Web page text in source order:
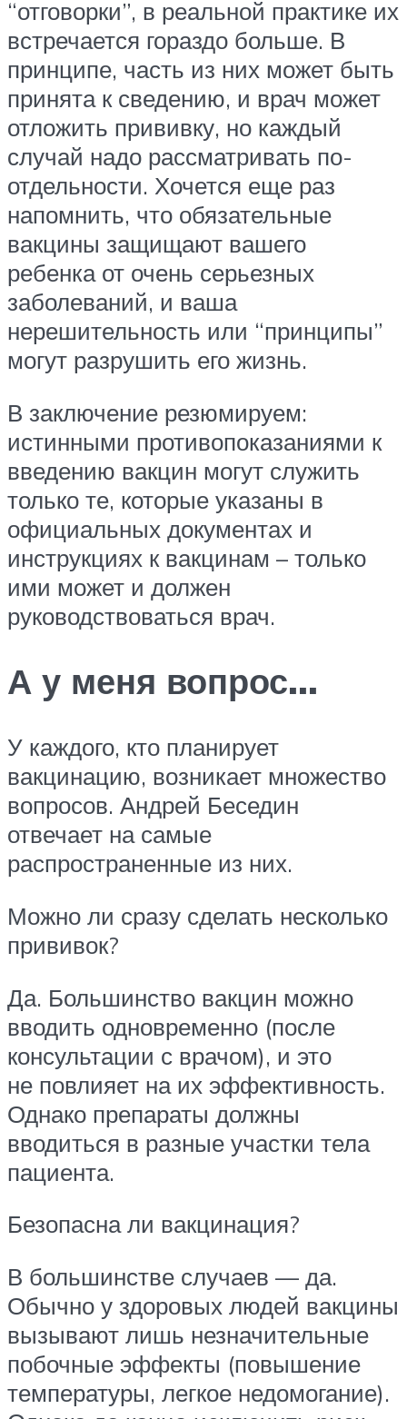
“отговорки”, в реальной практике их
встречается гораздо больше. В
принципе, часть из них может быть
принята к сведению, и врач может
отложить прививку, но каждый
случай надо рассматривать по-
отдельности. Хочется еще раз
напомнить, что обязательные
вакцины защищают вашего
ребенка от очень серьезных
заболеваний, и ваша
нерешительность или “принципы”
могут разрушить его жизнь.
В заключение резюмируем:
истинными противопоказаниями к
введению вакцин могут служить
только те, которые указаны в
официальных документах и
инструкциях к вакцинам – только
ими может и должен
руководствоваться врач.
А у меня вопрос…
У каждого, кто планирует
вакцинацию, возникает множество
вопросов. Андрей Беседин
отвечает на самые
распространенные из них.
Можно ли сразу сделать несколько
прививок?
Да. Большинство вакцин можно
вводить одновременно (после
консультации с врачом), и это
не повлияет на их эффективность.
Однако препараты должны
вводиться в разные участки тела
пациента.
Безопасна ли вакцинация?
В большинстве случаев — да.
Обычно у здоровых людей вакцины
вызывают лишь незначительные
побочные эффекты (повышение
температуры, легкое недомогание).